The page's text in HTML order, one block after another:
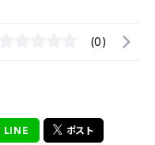
(0)
LINE ポスト